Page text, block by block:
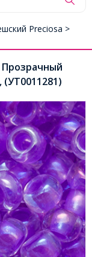
Preciosa >
Прозрачный